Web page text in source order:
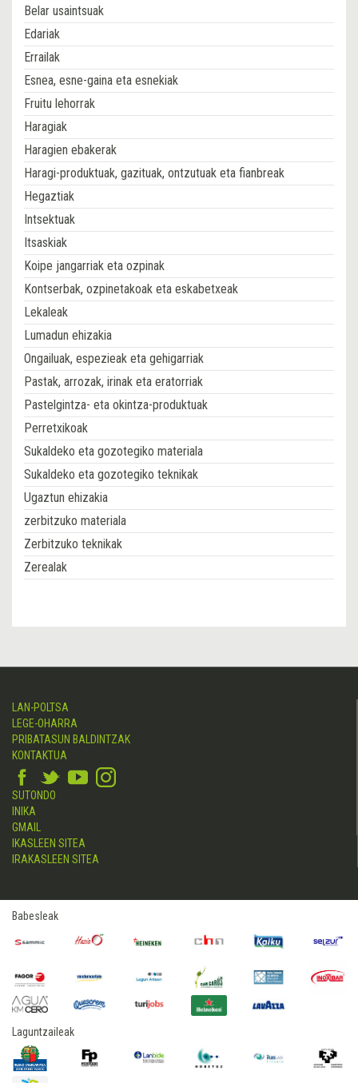
Belar usaintsuak
Edariak
Errailak
Esnea, esne-gaina eta esnekiak
Fruitu lehorrak
Haragiak
Haragien ebakerak
Haragi-produktuak, gazituak, ontzutuak eta fianbreak
Hegaztiak
Intsektuak
Itsaskiak
Koipe jangarriak eta ozpinak
Kontserbak, ozpinetakoak eta eskabetxeak
Lekaleak
Lumadun ehizakia
Ongailuak, espezieak eta gehigarriak
Pastak, arrozak, irinak eta eratorriak
Pastelgintza- eta okintza-produktuak
Perretxikoak
Sukaldeko eta gozotegiko materiala
Sukaldeko eta gozotegiko teknikak
Ugaztun ehizakia
zerbitzuko materiala
Zerbitzuko teknikak
Zerealak
LAN-POLTSA
LEGE-OHARRA
PRIBATASUN BALDINTZAK
KONTAKTUA
SUTONDO
INIKA
GMAIL
IKASLEEN SITEA
IRAKASLEEN SITEA
Babesleak
Laguntzaileak